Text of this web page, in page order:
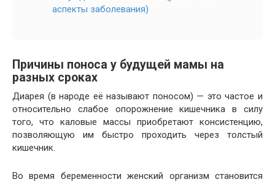
аспекты заболевания)
Причины поноса у будущей мамы на
разных сроках
Диарея (в народе её называют поносом) — это частое и
относительно слабое опорожнение кишечника в силу
того, что каловые массы приобретают консистенцию,
позволяющую им быстро проходить через толстый
кишечник.
Во время беременности женский организм становится